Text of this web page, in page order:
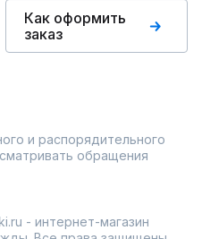
Как оформить
заказ
и распорядительного
обращения
- интернет-магазин